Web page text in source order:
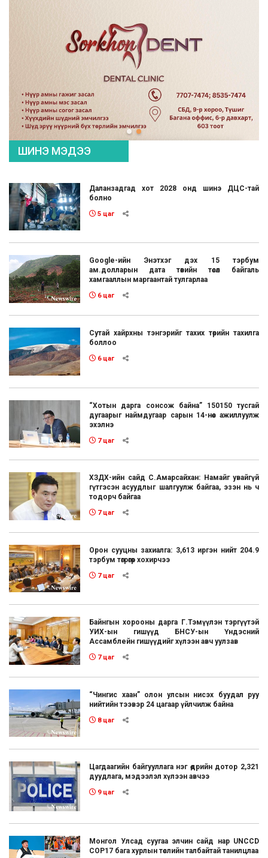
ШИНЭ МЭДЭЭ
Даланзадгад хот 2028 онд шинэ ДЦС-тай
болно
5 цаг
Google-ийн Энэтхэг дэх 15 тэрбум
ам.долларын дата төвийн төсөл байгаль
хамгааллын маргаантай тулгарлаа
6 цаг
Сутай хайрхны тэнгэрийг тахих төрийн тахилга
боллоо
6 цаг
“Хотын дарга сонсож байна” 150150 тусгай
дугаарыг наймдугаар сарын 14-нөөс ажиллуулж
эхэлнэ
7 цаг
ХЗДХ-ийн сайд С.Амарсайхан: Намайг увайгүй
гүтгэсэн асуудлыг шалгуулж байгаа, эзэн нь ч
тодорч байгаа
7 цаг
Орон сууцны захиалга: 3,613 иргэн нийт 204.9
тэрбум төгрөгөөр хохирчээ
7 цаг
Байнгын хорооны дарга Г.Тэмүүлэн тэргүүтэй
УИХ-ын гишүүд БНСУ-ын Үндэсний
Ассамблейн гишүүдийг хүлээн авч уулзав
7 цаг
“Чингис хаан” олон улсын нисэх буудал руу
нийтийн тээвэр 24 цагаар үйлчилж байна
8 цаг
Цагдаагийн байгууллага нэг өдрийн дотор 2,321
дуудлага, мэдээлэл хүлээн авчээ
9 цаг
Монгол Улсад суугаа элчин сайд нар UNCCD
COP17 бага хурлын төслийн талбайтай танилцлаа